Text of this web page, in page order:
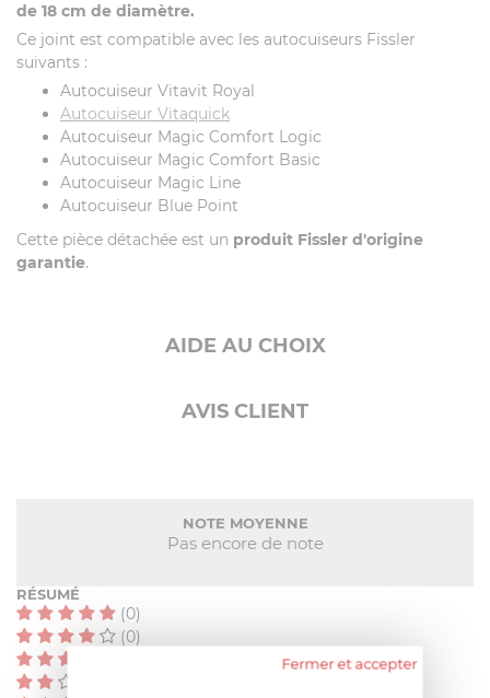
de 18 cm de diamètre.
Ce joint est compatible avec les autocuiseurs Fissler
suivants :
Autocuiseur Vitavit Royal
Autocuiseur Vitaquick
Autocuiseur Magic Comfort Logic
Autocuiseur Magic Comfort Basic
Autocuiseur Magic Line
Autocuiseur Blue Point
Cette pièce détachée est un produit Fissler d'origine
garantie.
AIDE AU CHOIX
AVIS CLIENT
NOTE MOYENNE
Pas encore de note
RÉSUMÉ
(0)
(0)
Fermer et accepter